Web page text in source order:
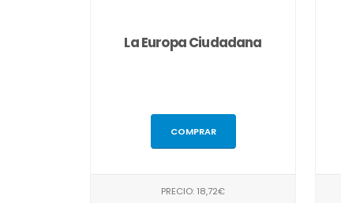
La Europa Ciudadana
COMPRAR
PRECIO: 18,72€